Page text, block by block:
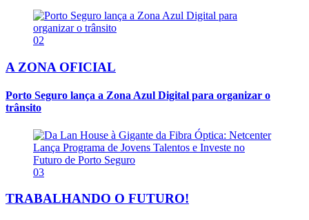
02
A ZONA OFICIAL
Porto Seguro lança a Zona Azul Digital para organizar o
trânsito
03
TRABALHANDO O FUTURO!